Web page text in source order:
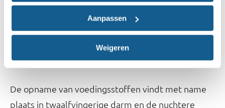
Aanpassen
Weigeren
Doordat de wand van de dunne darm sterk
geplooid is, heeft het een groot oppervlakte. Dit is
nodig om ervoor te zorgen dat de opname van
voedingsstoffen goed verloopt.
De opname van voedingsstoffen vindt met name
plaats in twaalfvingerige darm en de nuchtere